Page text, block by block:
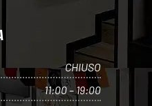
CHIUSO
11:00 – 19:00